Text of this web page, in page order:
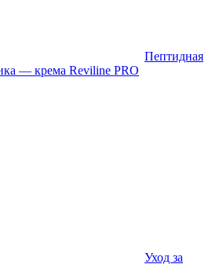
Пептидная
— крема Reviline PRO
Уход за